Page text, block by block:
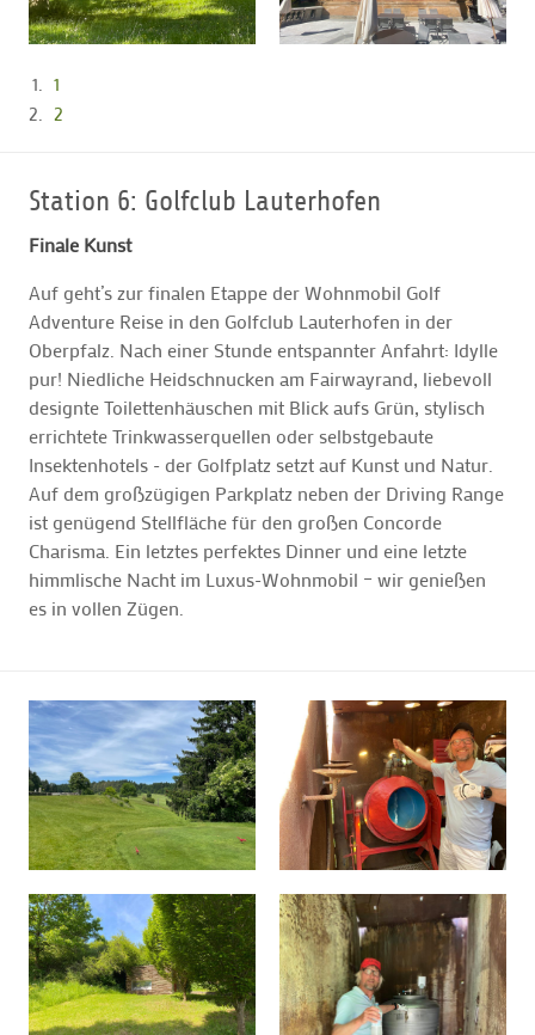
1
2
Station 6: Golfclub Lauterhofen
Finale Kunst
Auf geht’s zur finalen Etappe der Wohnmobil Golf
Adventure Reise in den Golfclub Lauterhofen in der
Oberpfalz. Nach einer Stunde entspannter Anfahrt: Idylle
pur! Niedliche Heidschnucken am Fairwayrand, liebevoll
designte Toilettenhäuschen mit Blick aufs Grün, stylisch
errichtete Trinkwasserquellen oder selbstgebaute
Insektenhotels - der Golfplatz setzt auf Kunst und Natur.
Auf dem großzügigen Parkplatz neben der Driving Range
ist genügend Stellfläche für den großen Concorde
Charisma. Ein letztes perfektes Dinner und eine letzte
himmlische Nacht im Luxus-Wohnmobil – wir genießen
es in vollen Zügen.